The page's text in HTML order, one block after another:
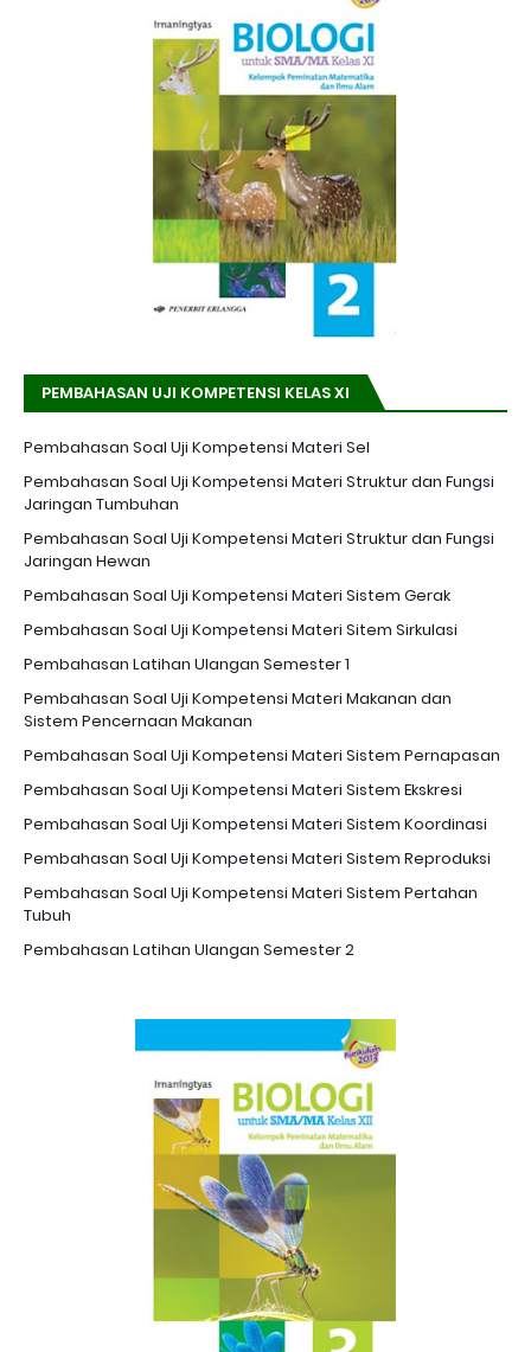
PEMBAHASAN UJI KOMPETENSI KELAS XI
Pembahasan Soal Uji Kompetensi Materi Sel
Pembahasan Soal Uji Kompetensi Materi Struktur dan Fungsi
Jaringan Tumbuhan
Pembahasan Soal Uji Kompetensi Materi Struktur dan Fungsi
Jaringan Hewan
Pembahasan Soal Uji Kompetensi Materi Sistem Gerak
Pembahasan Soal Uji Kompetensi Materi Sitem Sirkulasi
Pembahasan Latihan Ulangan Semester 1
Pembahasan Soal Uji Kompetensi Materi Makanan dan
Sistem Pencernaan Makanan
Pembahasan Soal Uji Kompetensi Materi Sistem Pernapasan
Pembahasan Soal Uji Kompetensi Materi Sistem Ekskresi
Pembahasan Soal Uji Kompetensi Materi Sistem Koordinasi
Pembahasan Soal Uji Kompetensi Materi Sistem Reproduksi
Pembahasan Soal Uji Kompetensi Materi Sistem Pertahan
Tubuh
Pembahasan Latihan Ulangan Semester 2